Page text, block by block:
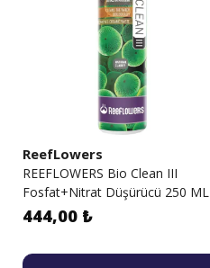
ReefLowers
REEFLOWERS Bio Clean III
Fosfat+Nitrat Düşürücü 250 ML
444,00 ₺